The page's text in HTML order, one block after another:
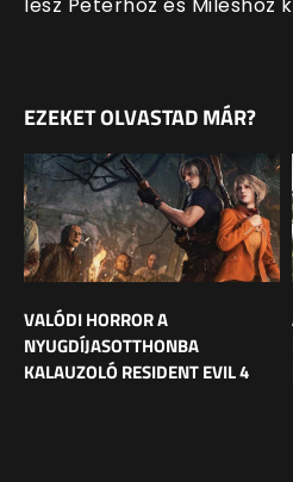
lesz Peterhöz és Mileshoz
EZEKET OLVASTAD MÁR?
VALÓDI HORROR A
NYUGDÍJASOTTHONBA
KALAUZOLÓ RESIDENT EVIL 4